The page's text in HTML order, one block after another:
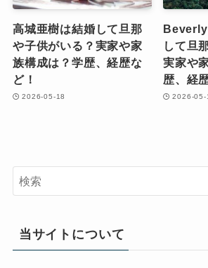
高城亜樹は結婚して旦那
や子供がいる？実家や家
族構成は？学歴、経歴な
ど！
2026-05-18
して旦
実家や
歴、経
2026-05-
当サイトについて